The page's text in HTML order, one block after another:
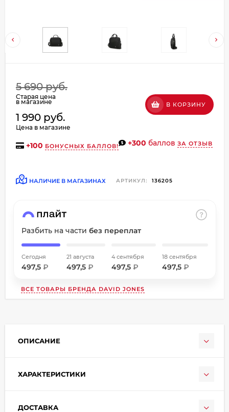
5 690 руб.
Старая цена
в магазине
1 990 руб.
Цена в магазине
В КОРЗИНУ
+100 БОНУСНЫХ БАЛЛОВ! +300 баллов ЗА ОТЗЫВ
НАЛИЧИЕ В МАГАЗИНАХ АРТИКУЛ: 136205
Разбить на части без переплат
Сегодня
497,5 ₽
21 августа
497,5 ₽
4 сентября
497,5 ₽
18 сентября
497,5 ₽
ВСЕ ТОВАРЫ БРЕНДА DAVID JONES
ОПИСАНИЕ
ХАРАКТЕРИСТИКИ
ДОСТАВКА
выбранный способом
списываться
по25
Подробнее
25
2 недели
8 800 302-02-51